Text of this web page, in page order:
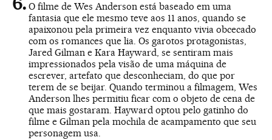
O filme de Wes Anderson está baseado em uma
fantasia que ele mesmo teve aos 11 anos, quando se
apaixonou pela primeira vez enquanto vivia obcecado
com os romances que lia. Os garotos protagonistas,
Jared Gilman e Kara Hayward, se sentiram mais
impressionados pela visão de uma máquina de
escrever, artefato que desconheciam, do que por
terem de se beijar. Quando terminou a filmagem, Wes
Anderson lhes permitiu ficar com o objeto de cena de
que mais gostaram. Hayward optou pelo gatinho do
filme e Gilman pela mochila de acampamento que seu
personagem usa.